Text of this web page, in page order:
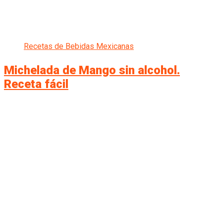
Recetas de Bebidas Mexicanas
Michelada de Mango sin alcohol.
Receta fácil